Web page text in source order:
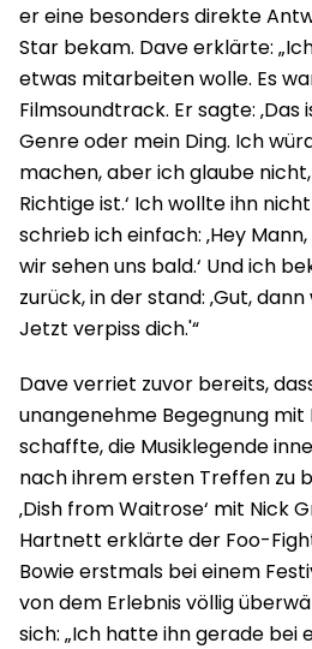
er eine besonders direkte
Star bekam. Dave erklärte:
etwas mitarbeiten wolle. Es
Filmsoundtrack. Er sagte:
Genre oder mein Ding. Ich
machen, aber ich glaube
Richtige ist.‘ Ich wollte ihn
schrieb ich einfach: ‚Hey
wir sehen uns bald.‘ Und ich
zurück, in der stand: ‚Gut,
Jetzt verpiss dich.'“
Dave verriet zuvor bereits,
unangenehme Begegnung mit
schaffte, die Musiklegende
nach ihrem ersten Treffen zu
‚Dish from Waitrose‘ mit Nick
Hartnett erklärte der Foo-
Bowie erstmals bei einem
von dem Erlebnis völlig
sich: „Ich hatte ihn gerade bei